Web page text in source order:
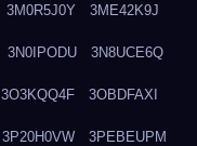
3M0R5J0Y 3ME42K9J
3N0IPODU 3N8UCE6Q
3O3KQQ4F 3OBDFAXI
3P20H0VW 3PEBEUPM